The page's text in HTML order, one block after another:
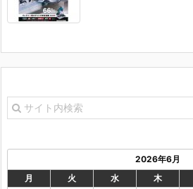
2026年6月
月
火 水 木